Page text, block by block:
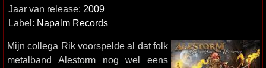
Jaar van release: 2009
Label: Napalm Records
Mijn collega Rik voorspelde al dat folk
metalband Alestorm nog wel eens